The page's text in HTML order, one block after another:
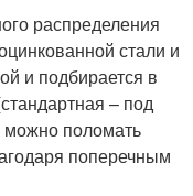
распределения
стали и
и подбирается в
– под
можно поломать
поперечным